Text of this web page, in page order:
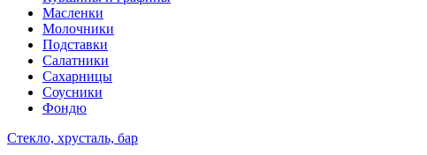
Масленки
Молочники
Подставки
Салатники
Сахарницы
Соусники
Фондю
Стекло, хрусталь, бар